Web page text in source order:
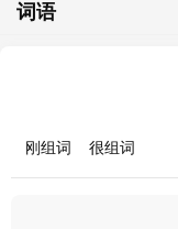
词语
刚组词 很组词